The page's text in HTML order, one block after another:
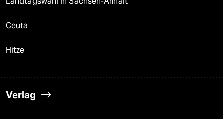
Ceuta
Hitze
Verlag